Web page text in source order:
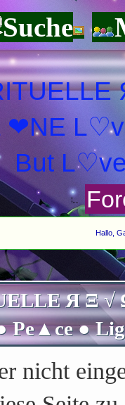
Suche
❤NE
Hallo,
nicht